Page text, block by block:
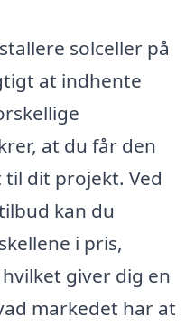
solceller på
at indhente
at du får den
dit projekt. Ved
kan du
i pris,
giver dig en
markedet har at